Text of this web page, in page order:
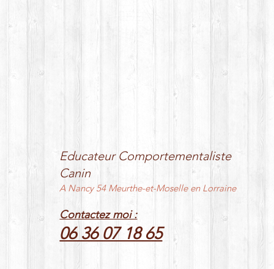
Educateur Comportementaliste
Canin
A Nancy 54 Meurthe-et-Moselle en Lorraine
Contactez moi :
06 36 07 18 65